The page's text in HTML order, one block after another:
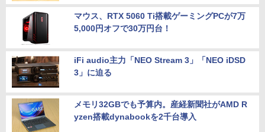
マウス、RTX 5060 Ti搭載ゲーミングPCが7万
5,000円オフで30万円台！
iFi audio主力「NEO Stream 3」「NEO iDSD
3」に迫る
メモリ32GBでも予算内。産経新聞社がAMD R
yzen搭載dynabookを2千台導入